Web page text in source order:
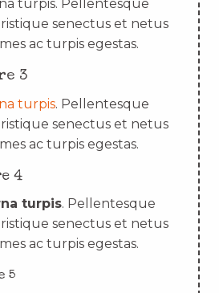
turpis. Pellentesque
senectus et netus
ac turpis egestas.
3
turpis. Pellentesque
senectus et netus
ac turpis egestas.
4
turpis. Pellentesque
senectus et netus
ac turpis egestas.
5